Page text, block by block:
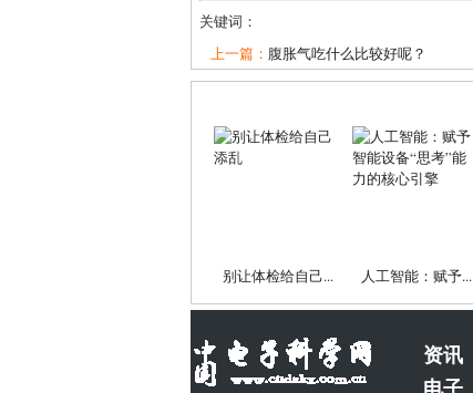
关键词：
上一篇： 腹胀气吃什么比较好呢？
别让体检给自己... 人工智能：赋予...
资讯